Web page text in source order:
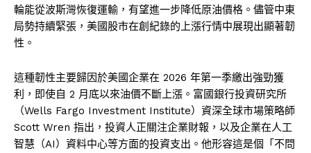
輪能從波斯灣恢復運輸，有望進一步降低原油價格。儘管中東
局勢持續緊張，美國股市在創紀錄的上漲行情中展現出顯著韌
性。
這種韌性主要歸因於美國企業在 2026 年第一季繳出強勁獲
利，即使自 2 月底以來油價不斷上漲。富國銀行投資研究所
（Wells Fargo Investment Institute）資深全球市場策略師
Scott Wren 指出，投資人正關注企業財報，以及企業在人工
智慧（AI）資料中心等方面的投資支出。他形容這是個「不問